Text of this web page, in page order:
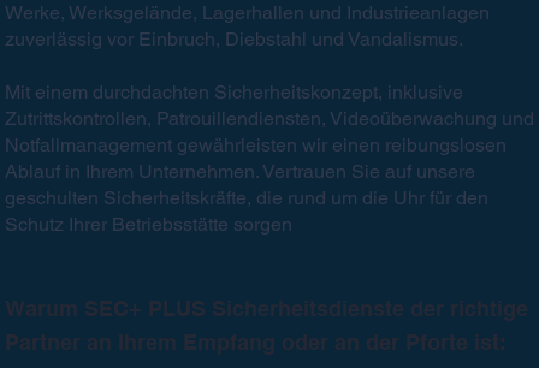
Werke, Werksgelände, Lagerhallen und Industrieanlagen
zuverlässig vor Einbruch, Diebstahl und Vandalismus.
Mit einem durchdachten Sicherheitskonzept, inklusive
Zutrittskontrollen, Patrouillendiensten, Videoüberwachung und
Notfallmanagement gewährleisten wir einen reibungslosen
Ablauf in Ihrem Unternehmen. Vertrauen Sie auf unsere
geschulten Sicherheitskräfte, die rund um die Uhr für den
Schutz Ihrer Betriebsstätte sorgen
Warum SEC+ PLUS Sicherheitsdienste der richtige
Partner an Ihrem Empfang oder an der Pforte ist: